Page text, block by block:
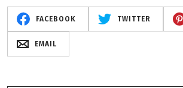
FACEBOOK TWITTER
EMAIL